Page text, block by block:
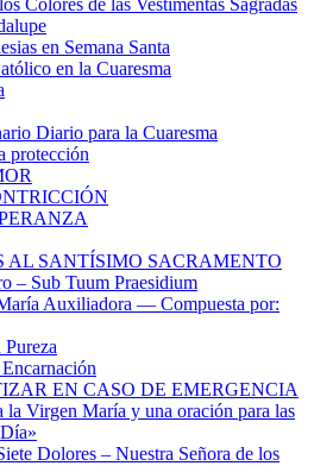
Colores de las Vestimentas Sagradas
en Semana Santa
en la Cuaresma
Diario para la Cuaresma
protección
SANTÍSIMO SACRAMENTO
– Sub Tuum Praesidium
Auxiliadora — Compuesta por:
EN CASO DE EMERGENCIA
la Virgen María y una oración para las
Dolores – Nuestra Señora de los